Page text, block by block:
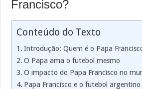
Francisco?
Conteúdo do Texto
Introdução: Quem é o Papa
O Papa ama o futebol mesmo
O impacto do Papa Francisco no
Papa Francisco e o futebol argentino